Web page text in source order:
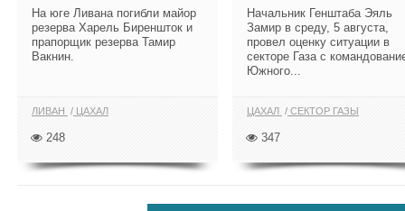
На юге Ливана погибли майор
резерва Харель Биреншток и
прапорщик резерва Тамир
Вакнин.
ЛИВАН ЦАХАЛ
248
Начальник Генштаба Эяль
Замир в среду, 5 августа,
провел оценку ситуации в
секторе Газа с
Южного...
ЦАХАЛ СЕКТОР ГАЗЫ
347